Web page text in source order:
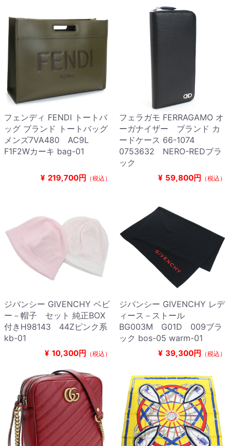
フェンディ FENDI トートバ
ッグ ブランド トートバッグ
メンズ7VA480 AC9L
F1F2Wカーキ bag-01
¥ 219,700円 （税込）
フェラガモ FERRAGAMO オ
ーガナイザー ブランド カ
ードケース 66-1074
0753632 NERO-REDブラ
ック
¥ 59,800円 （税込）
ジバンシー GIVENCHY ベビ
ー－帽子 セット 純正BOX
付きH98143 44Zピンク系
kb-01
¥ 10,300円 （税込）
ジバンシー GIVENCHY レデ
ィース－ストール
BG003M G01D 009ブラ
ック bos-05 warm-01
¥ 39,300円 （税込）